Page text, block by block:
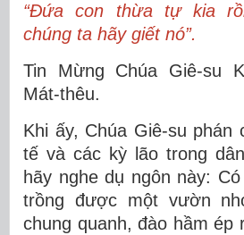
“Ðứa con thừa tự kia
chúng ta hãy giết nó”.
Tin Mừng Chúa Giê-su
Mát-thêu.
Khi ấy, Chúa Giê-su phán
tế và các kỳ lão trong
hãy nghe dụ ngôn này:
trồng được một vườn
chung quanh, đào hầm ép